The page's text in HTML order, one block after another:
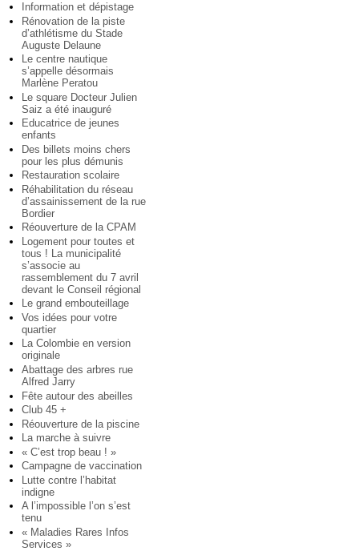
Information et dépistage
Rénovation de la piste
d’athlétisme du Stade
Auguste Delaune
Le centre nautique
s’appelle désormais
Marlène Peratou
Le square Docteur Julien
Saiz a été inauguré
Educatrice de jeunes
enfants
Des billets moins chers
pour les plus démunis
Restauration scolaire
Réhabilitation du réseau
d’assainissement de la rue
Bordier
Réouverture de la CPAM
Logement pour toutes et
tous ! La municipalité
s’associe au
rassemblement du 7 avril
devant le Conseil régional
Le grand embouteillage
Vos idées pour votre
quartier
La Colombie en version
originale
Abattage des arbres rue
Alfred Jarry
Fête autour des abeilles
Club 45 +
Réouverture de la piscine
La marche à suivre
« C’est trop beau ! »
Campagne de vaccination
Lutte contre l’habitat
indigne
A l’impossible l’on s’est
tenu
« Maladies Rares Infos
Services »